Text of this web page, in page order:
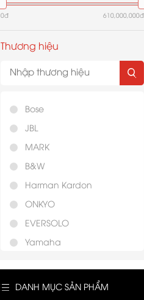
0đ 610,000,000đ
Thương hiệu
Bose
JBL
MARK
B&W
Harman Kardon
ONKYO
EVERSOLO
Yamaha
DANH MỤC SẢN PHẨM